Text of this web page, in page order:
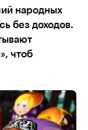
народных
без доходов.
чтоб